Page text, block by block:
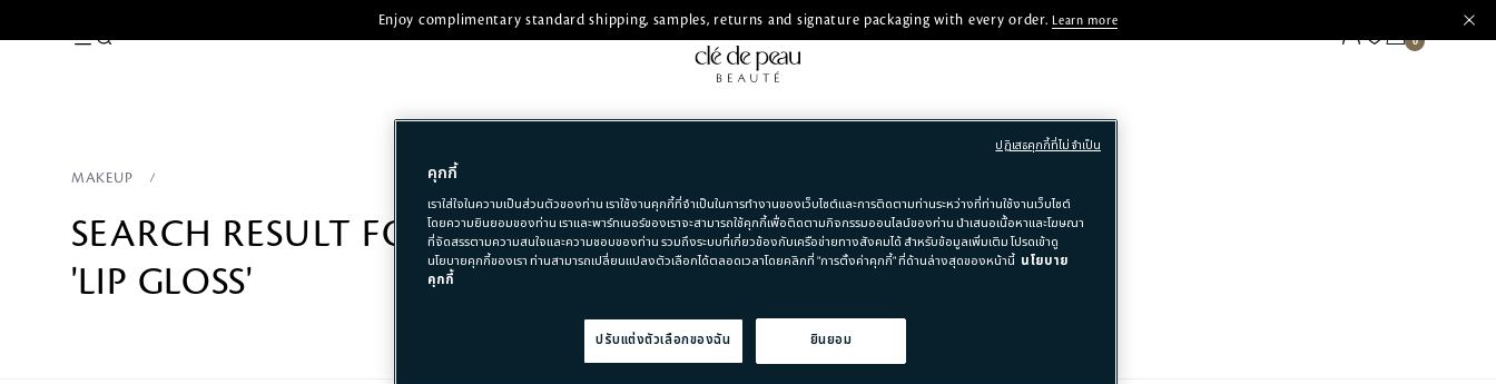
Enjoy complimentary standard shipping, samples, returns and signature packaging with every order.Learn more
MAKEUP
SEARCH RESULT FOR
'LIP GLOSS'
คุกกี้
เราใส่ใจในความเป็นส่วนตัวของท่าน เราใช้งานคุกกี้ที่จำเป็นในการทำงานของเว็บไซต์และการติดตามท่านระหว่างที่ท่านใช้งานเว็บไซต์
โดยความยินยอมของท่าน เราและพาร์ทเนอร์ของเราจะสามารถใช้คุกกี้เพื่อติดตามกิจกรรมออนไลน์ของท่าน นำเสนอเนื้อหาและโฆษณา
ที่จัดสรรตามความสนใจและความชอบของท่าน รวมถึงระบบที่เกี่ยวข้องกับเครือข่ายทางสังคมได้ สำหรับข้อมูลเพิ่มเติม โปรดเข้าดู
นโยบายคุกกี้ของเรา ท่านสามารถเปลี่ยนแปลงตัวเลือกได้ตลอดเวลาโดยคลิกที่ "การตั้งค่าคุกกี้" ที่ด้านล่างสุดของหน้านี้ นโยบาย
คุกกี้
ปรับแต่งตัวเลือกของฉัน ยินยอม
ปฏิเสธคุกกี้ที่ไม่จำเป็น